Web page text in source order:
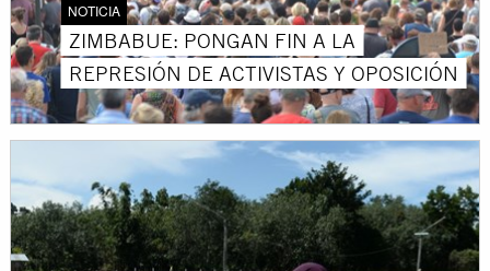
NOTICIA
ZIMBABUE: PONGAN FIN A LA
REPRESIÓN DE ACTIVISTAS Y OPOSICIÓN